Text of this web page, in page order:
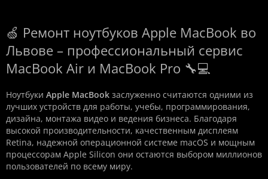
🍏 Ремонт ноутбуков Apple MacBook во
Львове – профессиональный сервис
MacBook Air и MacBook Pro 🔧💻
Ноутбуки Apple MacBook заслуженно считаются одними из
лучших устройств для работы, учебы, программирования,
дизайна, монтажа видео и ведения бизнеса. Благодаря
высокой производительности, качественным дисплеям
Retina, надежной операционной системе macOS и мощным
процессорам Apple Silicon они остаются выбором миллионов
пользователей по всему миру.